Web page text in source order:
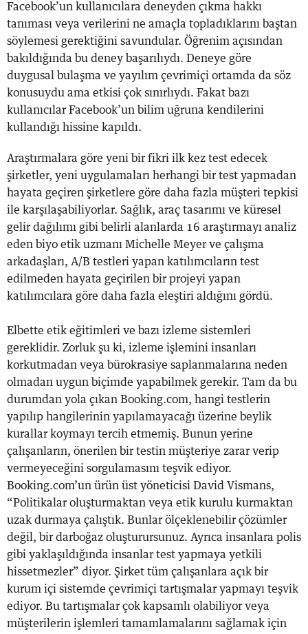
Facebook’un kullanıcılara deneyden çıkma hakkı
tanıması veya verilerini ne amaçla topladıklarını baştan
söylemesi gerektiğini savundular. Öğrenim açısından
bakıldığında bu deney başarılıydı. Deneye göre
duygusal bulaşma ve yayılım çevrimiçi ortamda da söz
konusuydu ama etkisi çok sınırlıydı. Fakat bazı
kullanıcılar Facebook’un bilim uğruna kendilerini
kullandığı hissine kapıldı.
Araştırmalara göre yeni bir fikri ilk kez test edecek
şirketler, yeni uygulamaları herhangi bir test yapmadan
hayata geçiren şirketlere göre daha fazla müşteri tepkisi
ile karşılaşabiliyorlar. Sağlık, araç tasarımı ve küresel
gelir dağılımı gibi belirli alanlarda 16 araştırmayı analiz
eden biyo etik uzmanı Michelle Meyer ve çalışma
arkadaşları, A/B testleri yapan katılımcıların test
edilmeden hayata geçirilen bir projeyi yapan
katılımcılara göre daha fazla eleştiri aldığını gördü.
Elbette etik eğitimleri ve bazı izleme sistemleri
gereklidir. Zorluk şu ki, izleme işlemini insanları
korkutmadan veya bürokrasiye saplanmalarına neden
olmadan uygun biçimde yapabilmek gerekir. Tam da bu
durumdan yola çıkan Booking.com, hangi testlerin
yapılıp hangilerinin yapılamayacağı üzerine beylik
kurallar koymayı tercih etmemiş. Bunun yerine
çalışanların, önerilen bir testin müşteriye zarar verip
vermeyeceğini sorgulamasını teşvik ediyor.
Booking.com’un ürün üst yöneticisi David Vismans,
“Politikalar oluşturmaktan veya etik kurulu kurmaktan
uzak durmaya çalıştık. Bunlar ölçeklenebilir çözümler
değil, bir darboğaz oluşturursunuz. Ayrıca insanlara polis
gibi yaklaşıldığında insanlar test yapmaya yetkili
hissetmezler” diyor. Şirket tüm çalışanlara açık bir
kurum içi sistemde çevrimiçi tartışmalar yapmayı teşvik
ediyor. Bu tartışmalar çok kapsamlı olabiliyor veya
müşterilerin işlemleri tamamlamalarını sağlamak için